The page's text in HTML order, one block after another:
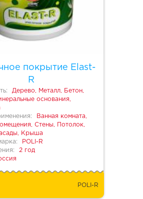
покрытие Elast-
R
Дерево, Металл, Бетон,
основания,
Ванная комната,
Стены, Потолок,
Крыша
POLI-R
2 год
POLI-R